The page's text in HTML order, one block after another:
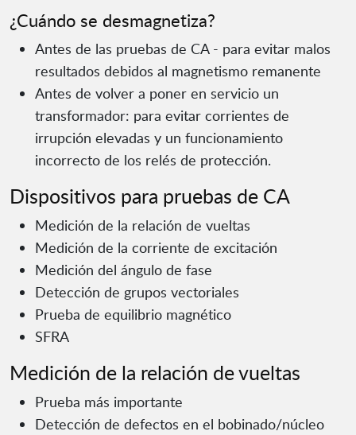
¿Cuándo se desmagnetiza?
Antes de las pruebas de CA - para evitar malos
resultados debidos al magnetismo remanente
Antes de volver a poner en servicio un
transformador: para evitar corrientes de
irrupción elevadas y un funcionamiento
incorrecto de los relés de protección.
Dispositivos para pruebas de CA
Medición de la relación de vueltas
Medición de la corriente de excitación
Medición del ángulo de fase
Detección de grupos vectoriales
Prueba de equilibrio magnético
SFRA
Medición de la relación de vueltas
Prueba más importante
Detección de defectos en el bobinado/núcleo